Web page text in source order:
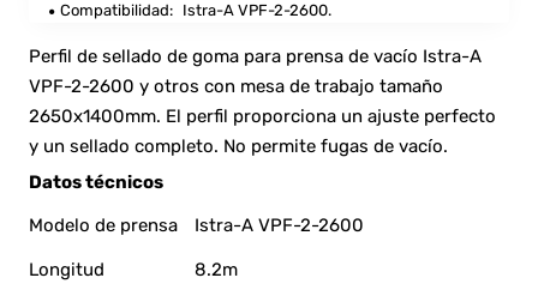
Compatibilidad: Istra-A VPF-2-2600.
Perfil de sellado de goma para prensa de vacío Istra-A
VPF-2-2600 y otros con mesa de trabajo tamaño
2650x1400mm. El perfil proporciona un ajuste perfecto
y un sellado completo. No permite fugas de vacío.
Datos técnicos
Modelo de prensa
Istra-A VPF-2-2600
Longitud 8.2m